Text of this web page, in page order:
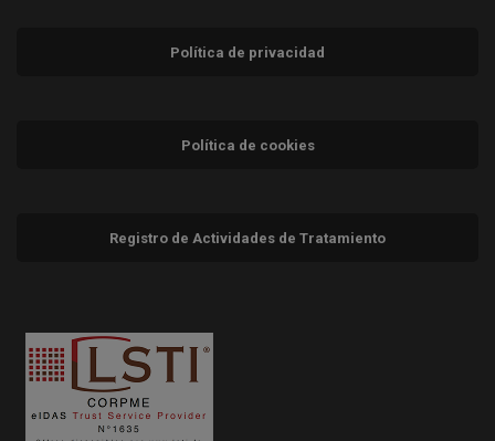
Política de privacidad
Política de cookies
Registro de Actividades de Tratamiento